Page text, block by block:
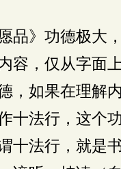
品》功德极大
容，仅从字面
，如果在理解
十法行，这个
十法行，就是